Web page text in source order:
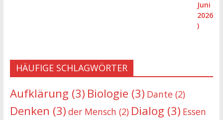
HÄUFIGE SCHLAGWÖRTER
Aufklärung (3) Biologie (3) Dante(2)
Denken (3) der Mensch (2) Dialog (3) Essen